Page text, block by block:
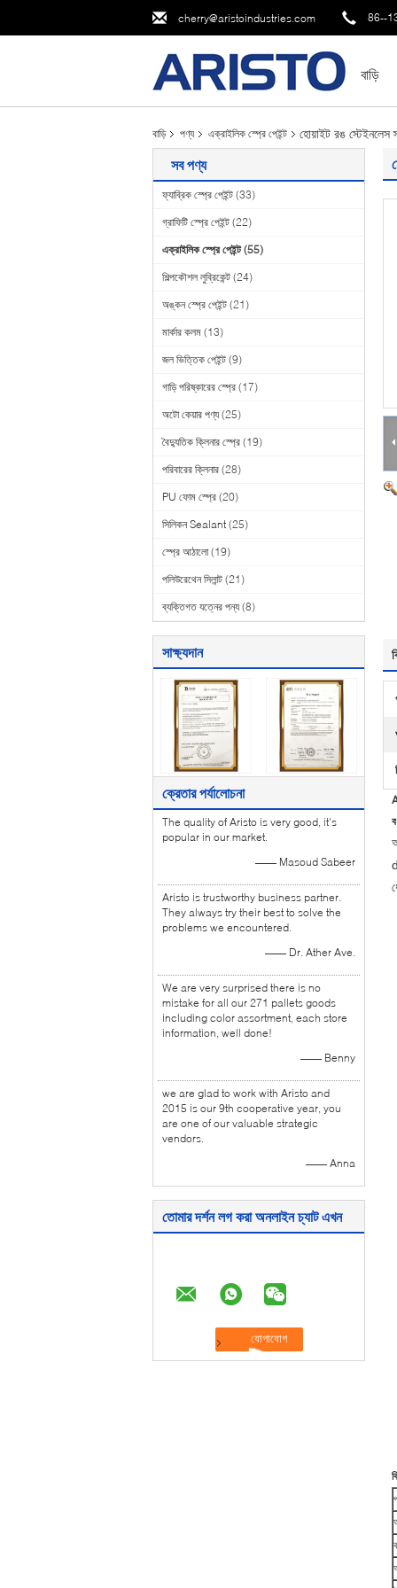
cherry@aristoindustries.com 86--
বাড়ি
বাড়ি পণ্য এক্রাইলিক স্প্রে পেইন্ট হোয়াইট রঙ স্টেইনলেস
সব পণ্য
ফ্যাব্রিক স্প্রে পেইন্ট (33)
গ্রাফিটি স্প্রে পেইন্ট (22)
এক্রাইলিক স্প্রে পেইন্ট (55)
শিল্পকৌশল লুব্রিকেন্ট (24)
অঙ্কন স্প্রে পেইন্ট (21)
মার্কার কলম (13)
জল ভিত্তিক পেইন্ট (9)
গাড়ি পরিষ্কারের স্প্রে (17)
অটো কেয়ার পণ্য (25)
বৈদ্যুতিক ক্লিনার স্প্রে (19)
পরিবারের ক্লিনার (28)
PU ফোম স্প্রে (20)
সিলিকন Sealant (25)
স্প্রে আঠালো (19)
পলিউরেথেন সিলান্ট (21)
ব্যক্তিগত যত্নের পন্য (8)
সাক্ষ্যদান
ক্রেতার পর্যালোচনা
The quality of Aristo is very good, it's
popular in our market.
—— Masoud Sabeer
Aristo is trustworthy business partner.
They always try their best to solve the
problems we encountered.
—— Dr. Ather Ave.
We are very surprised there is no
mistake for all our 271 pallets goods
including color assortment, each store
information, well done!
—— Benny
we are glad to work with Aristo and
2015 is our 9th cooperative year, you
are one of our valuable strategic
vendors.
—— Anna
তোমার দর্শন লগ করা অনলাইন চ্যাট এখন